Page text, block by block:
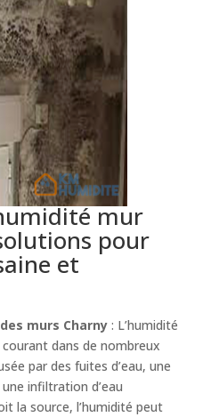
mur
pour
et
murs Charny: L’humidité
dans de nombreux
par des fuites d’eau, une
infiltration d’eau
la source, l’humidité peut